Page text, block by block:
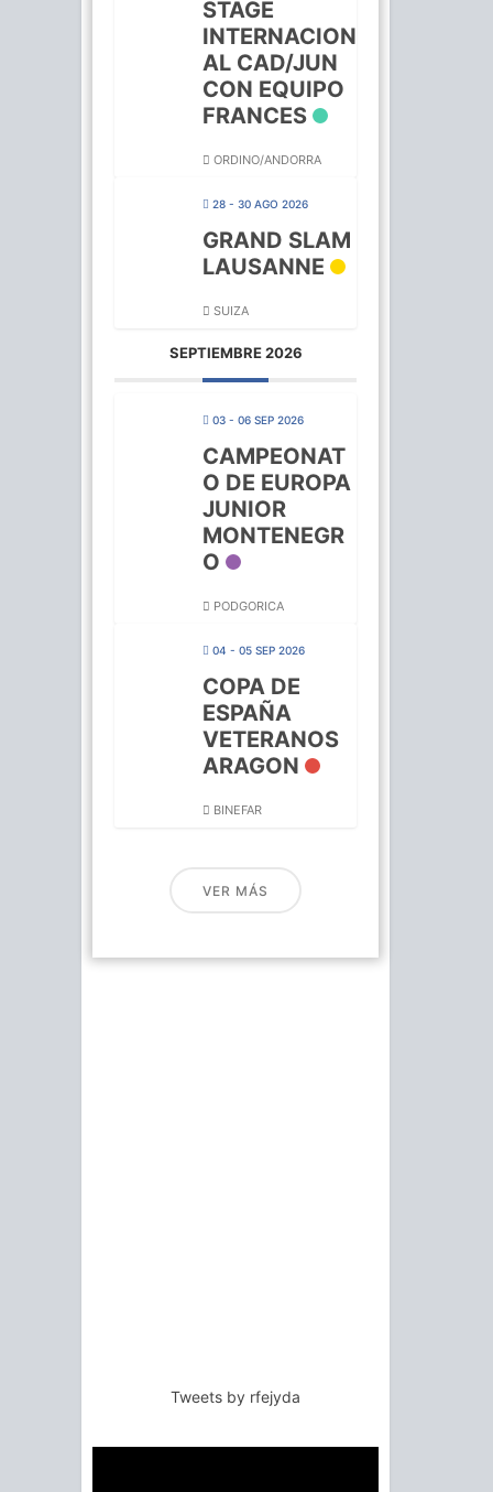
STAGE
INTERNACION
AL CAD/JUN
CON EQUIPO
FRANCES
ORDINO/ANDORRA
28 - 30 AGO 2026
GRAND SLAM
LAUSANNE
SUIZA
SEPTIEMBRE 2026
03 - 06 SEP 2026
CAMPEONAT
O DE EUROPA
JUNIOR
MONTENEGR
O
PODGORICA
04 - 05 SEP 2026
COPA DE
ESPAÑA
VETERANOS
ARAGON
BINEFAR
VER MÁS
Tweets by rfejyda